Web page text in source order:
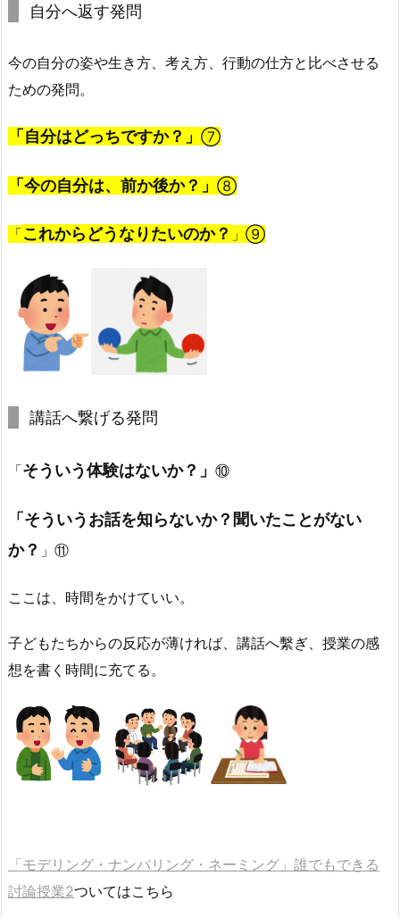
自分へ返す発問
今の自分の姿や生き方、考え方、行動の仕方と比べさせる
ための発問。
「自分はどっちですか？」 ⑦
「今の自分は、前か後か？」 ⑧
「これからどうなりたいのか？ 」⑨
講話へ繋げる発問
「そういう体験はないか？」 ⑩
「そういうお話を知らないか？聞いたことがない
か？ 」⑪
ここは、時間をかけていい。
子どもたちからの反応が薄ければ、講話へ繫ぎ、授業の感
想を書く時間に充てる。
「モデリング・ナンバリング・ネーミング」誰でもできる
討論授業2ついてはこちら